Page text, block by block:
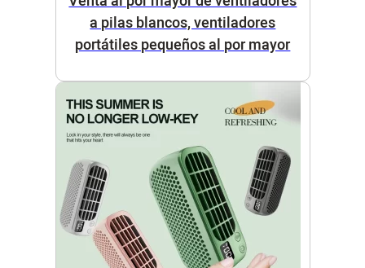
a pilas blancos, ventiladores
portátiles pequeños al por mayor